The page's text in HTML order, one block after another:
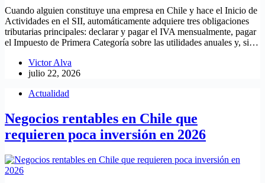
Cuando alguien constituye una empresa en Chile y hace el Inicio de
Actividades en el SII, automáticamente adquiere tres obligaciones
tributarias principales: declarar y pagar el IVA mensualmente, pagar
el Impuesto de Primera Categoría sobre las utilidades anuales y, si…
Victor Alva
julio 22, 2026
Actualidad
Negocios rentables en Chile que
requieren poca inversión en 2026